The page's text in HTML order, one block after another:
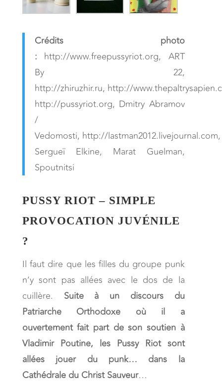
Crédits photo
: http://www.freepussyriot.org, ART
By 22,
http://zhiruzhir.ru, http://
http://pussyriot.org, Dmitry Abramov
/
Vedomosti, http://lastman2012.livejournal.com,
Sergueï Elkine, Marat Guelman,
Spoutnitsi
PUSSY RIOT – SIMPLE
PROVOCATION JUVÉNILE
?
Il faut dire que les filles du groupe punk
n’y sont pas allées avec le dos de la
cuillère. Suite à un discours du
Patriarche Orthodoxe où il a
ouvertement fait part de son soutien à
Vladimir Poutine, les Pussy Riot sont
allées jouer du punk… dans la
Cathédrale du Christ Sauveur…